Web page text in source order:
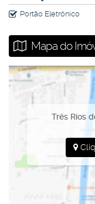
Portão Eletrônico
Mapa do
Três Rios